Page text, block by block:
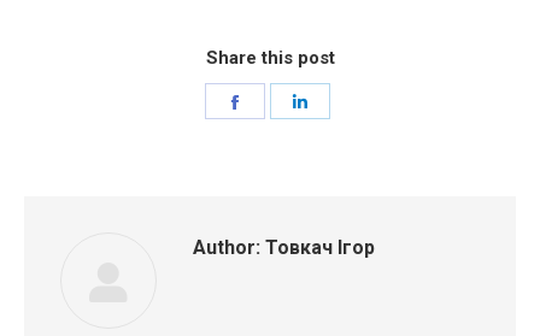
Share this post
Author: Товкач Ігор